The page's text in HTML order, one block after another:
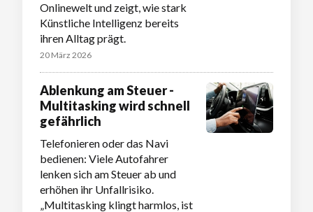
Onlinewelt und zeigt, wie stark
Künstliche Intelligenz bereits
ihren Alltag prägt.
20 März 2026
Ablenkung am Steuer -
Multitasking wird schnell
gefährlich
Telefonieren oder das Navi
bedienen: Viele Autofahrer
lenken sich am Steuer ab und
erhöhen ihr Unfallrisiko.
„Multitasking klingt harmlos, ist